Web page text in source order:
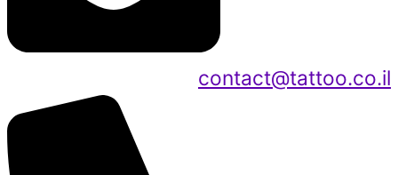
contact@tattoo.co.il